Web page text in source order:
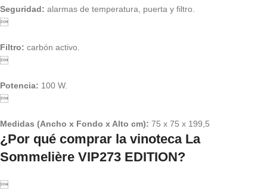
Seguridad: alarmas de temperatura, puerta y filtro.

Filtro: carbón activo.

Potencia: 100 W.

Medidas (Ancho x Fondo x Alto cm): 75 x 75 x 199,5
¿Por qué comprar la vinoteca La
Sommelière VIP273 EDITION?
